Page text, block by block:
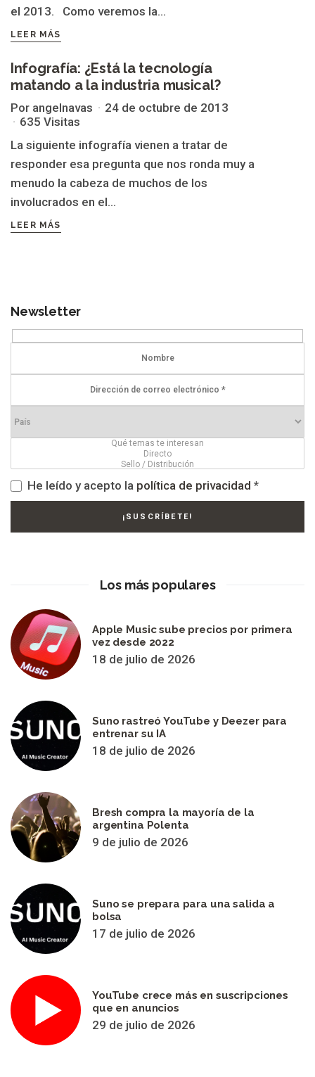
el 2013. Como veremos la...
LEER MÁS
Infografía: ¿Está la tecnología
matando a la industria musical?
Por angelnavas
24 de octubre de 2013
635 Visitas
La siguiente infografía vienen a tratar de
responder esa pregunta que nos ronda muy a
menudo la cabeza de muchos de los
involucrados en el...
LEER MÁS
Newsletter
He leído y acepto la política de privacidad *
Los más populares
Apple Music sube precios por primera
vez desde 2022
18 de julio de 2026
Suno rastreó YouTube y Deezer para
entrenar su IA
18 de julio de 2026
Bresh compra la mayoría de la
argentina Polenta
9 de julio de 2026
Suno se prepara para una salida a
bolsa
17 de julio de 2026
YouTube crece más en suscripciones
que en anuncios
29 de julio de 2026